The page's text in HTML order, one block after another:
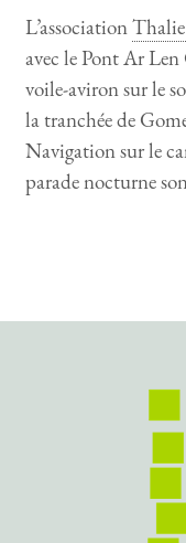
L’association
avec le Pont Ar
voile-aviron sur le
la tranchée de
Navigation sur le
parade nocturne